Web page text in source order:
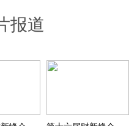
报道